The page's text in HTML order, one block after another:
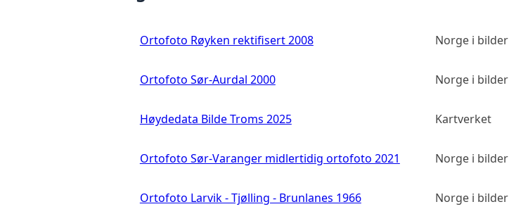
Ortofoto Røyken rektifisert 2008 Norge i bilder
Ortofoto Sør-Aurdal 2000 Norge i bilder
Høydedata Bilde Troms 2025 Kartverket
Ortofoto Sør-Varanger midlertidig ortofoto 2021 Norge i bilder
Ortofoto Larvik - Tjølling - Brunlanes 1966 Norge i bilder